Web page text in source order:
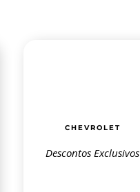
CHEVROLET
Descontos Exclusivos